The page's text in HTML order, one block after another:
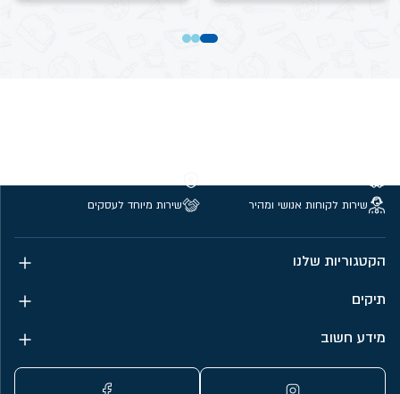
שירות לקוחות אנושי ומהיר
שירות מיוחד לעסקים
הקטגוריות שלנו
תיקים
מידע חשוב